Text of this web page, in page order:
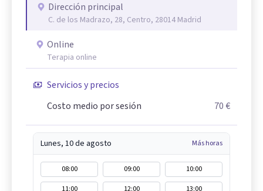
Dirección principal
C. de los Madrazo, 28, Centro, 28014 Madrid
Online
Terapia online
Servicios y precios
Costo medio por sesión
70 €
Lunes, 10 de agosto Más horas
08:00 09:00
10:00